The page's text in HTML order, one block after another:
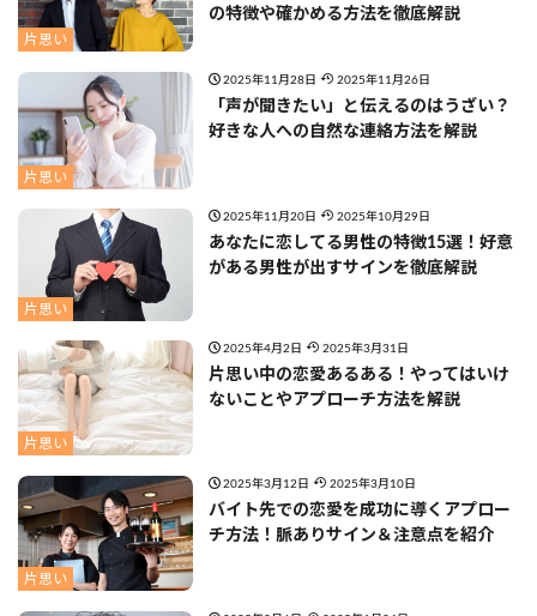
片思い
の特徴や確かめる方法を徹底解説
片思い
2025年11月28日 2025年11月26日
「声が聞きたい」と伝えるのはうざい？
好きな人への自然な連絡方法を解説
片思い
2025年11月20日 2025年10月29日
あなたに恋してる男性の特徴15選！好意
がある男性が出すサインを徹底解説
片思い
2025年4月2日 2025年3月31日
片思い中の恋愛あるある！やってはいけ
ないことやアプローチ方法を解説
片思い
2025年3月12日 2025年3月10日
バイト先での恋愛を成功に導くアプロー
チ方法！脈ありサイン＆注意点を紹介